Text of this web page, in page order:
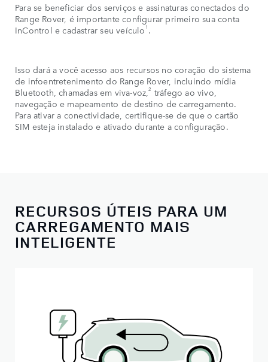
Para se beneficiar dos serviços e assinaturas conectados do
Range Rover, é importante configurar primeiro sua conta
InControl e cadastrar seu veículo1 .
Isso dará a você acesso aos recursos no coração do sistema
de infoentretenimento do Range Rover, incluindo mídia
Bluetooth, chamadas em viva-voz,2 tráfego ao vivo,
navegação e mapeamento de destino de carregamento.
Para ativar a conectividade, certifique-se de que o cartão
SIM esteja instalado e ativado durante a configuração.
RECURSOS ÚTEIS PARA UM
CARREGAMENTO MAIS
INTELIGENTE